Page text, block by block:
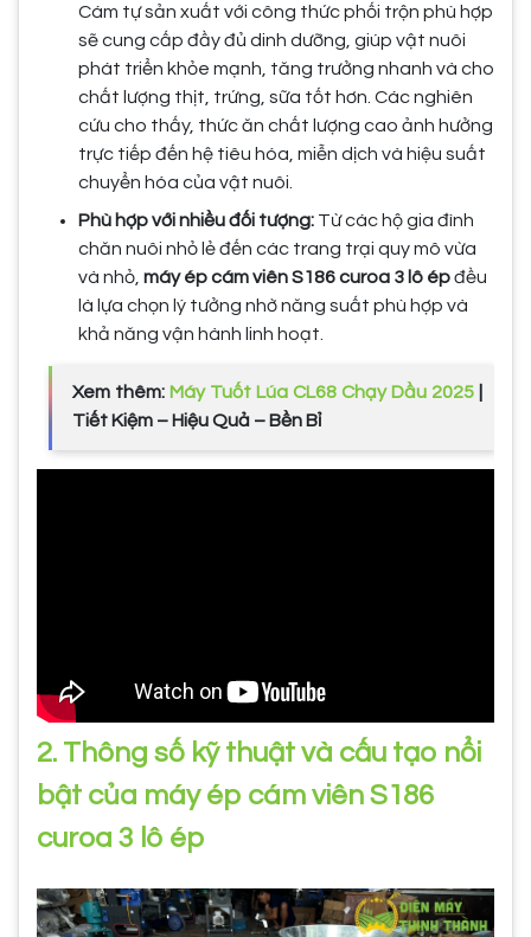
Cám tự sản xuất với công thức phối trộn phù hợp
sẽ cung cấp đầy đủ dinh dưỡng, giúp vật nuôi
phát triển khỏe mạnh, tăng trưởng nhanh và cho
chất lượng thịt, trứng, sữa tốt hơn. Các nghiên
cứu cho thấy, thức ăn chất lượng cao ảnh hưởng
trực tiếp đến hệ tiêu hóa, miễn dịch và hiệu suất
chuyển hóa của vật nuôi.
Phù hợp với nhiều đối tượng: Từ các hộ gia đình
chăn nuôi nhỏ lẻ đến các trang trại quy mô vừa
và nhỏ, máy ép cám viên S186 curoa 3 lô épđều
là lựa chọn lý tưởng nhờ năng suất phù hợp và
khả năng vận hành linh hoạt.
Xem thêm: Máy Tuốt Lúa CL68 Chạy Dầu 2025
Tiết Kiệm – Hiệu Quả – Bền Bỉ
2. Thông số kỹ thuật và cấu tạo nổi
bật của máy ép cám viên S186
curoa 3 lô ép